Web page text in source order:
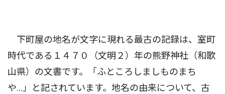
下町屋の地名が文字に現れる最古の記録は、室町
時代である１４７０（文明２）年の熊野神社（和歌
山県）の文書です。「ふところしましものまち
や…」と記されています。地名の由来について、古